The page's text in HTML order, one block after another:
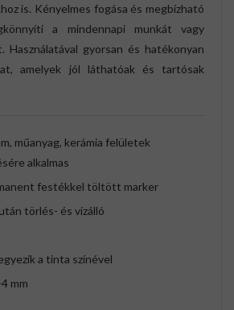
is. Kényelmes fogása és megbízható
a mindennapi munkát vagy
Használatával gyorsan és hatékonyan
amelyek jól láthatóak és tartósak
műanyag, kerámia felületek
alkalmas
festékkel töltött marker
törlés- és vízálló
a tinta színével
mm